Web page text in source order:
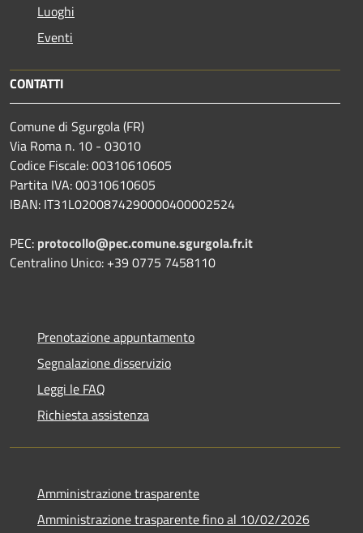
Luoghi
Eventi
CONTATTI
Comune di Sgurgola (FR)
Via Roma n. 10 - 03010
Codice Fiscale: 00310610605
Partita IVA: 00310610605
IBAN: IT31L0200874290000400002524
PEC: protocollo@pec.comune.sgurgola.fr.it
Centralino Unico: +39 0775 7458110
Prenotazione appuntamento
Segnalazione disservizio
Leggi le FAQ
Richiesta assistenza
Amministrazione trasparente
Amministrazione trasparente fino al 10/02/2026